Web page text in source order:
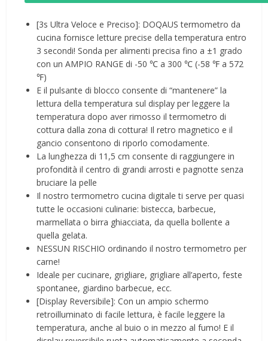
[3s Ultra Veloce e Preciso]: DOQAUS termometro da
cucina fornisce letture precise della temperatura entro
3 secondi! Sonda per alimenti precisa fino a ±1 grado
con un AMPIO RANGE di -50 ℃ a 300 ℃ (-58 ℉ a 572
℉)
E il pulsante di blocco consente di “mantenere” la
lettura della temperatura sul display per leggere la
temperatura dopo aver rimosso il termometro di
cottura dalla zona di cottura! Il retro magnetico e il
gancio consentono di riporlo comodamente.
La lunghezza di 11,5 cm consente di raggiungere in
profondità il centro di grandi arrosti e pagnotte senza
bruciare la pelle
Il nostro termometro cucina digitale ti serve per quasi
tutte le occasioni culinarie: bistecca, barbecue,
marmellata o birra ghiacciata, da quella bollente a
quella gelata.
NESSUN RISCHIO ordinando il nostro termometro per
carne!
Ideale per cucinare, grigliare, grigliare all’aperto, feste
spontanee, giardino barbecue, ecc.
[Display Reversibile]: Con un ampio schermo
retroilluminato di facile lettura, è facile leggere la
temperatura, anche al buio o in mezzo al fumo! E il